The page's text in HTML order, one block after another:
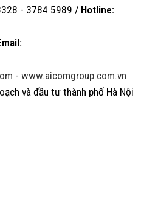
- 3784 5989 / Hotline:
- www.aicomgroup.com.vn
và đầu tư thành phố Hà Nội